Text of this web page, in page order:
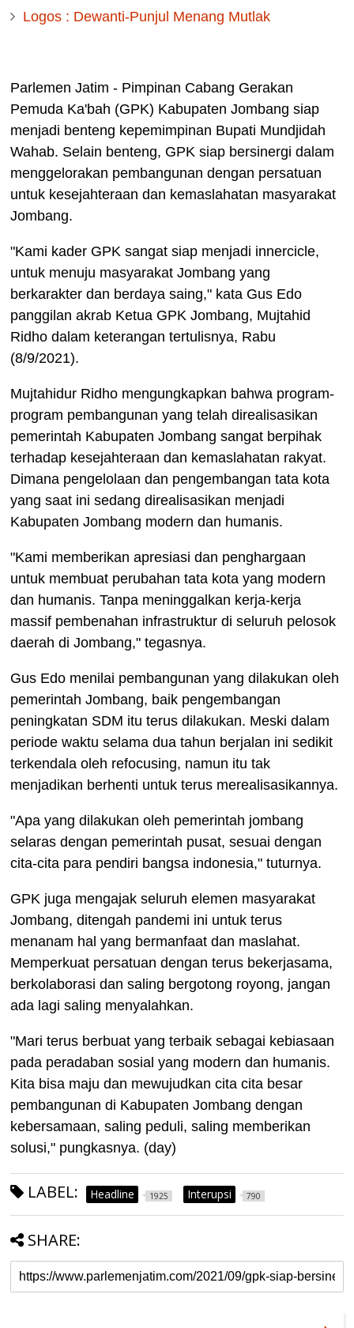
Logos : Dewanti-Punjul Menang Mutlak
Parlemen Jatim - Pimpinan Cabang Gerakan
Pemuda Ka'bah (GPK) Kabupaten Jombang siap
menjadi benteng kepemimpinan Bupati Mundjidah
Wahab. Selain benteng, GPK siap bersinergi dalam
menggelorakan pembangunan dengan persatuan
untuk kesejahteraan dan kemaslahatan masyarakat
Jombang.
"Kami kader GPK sangat siap menjadi innercicle,
untuk menuju masyarakat Jombang yang
berkarakter dan berdaya saing," kata Gus Edo
panggilan akrab Ketua GPK Jombang, Mujtahid
Ridho dalam keterangan tertulisnya, Rabu
(8/9/2021).
Mujtahidur Ridho mengungkapkan bahwa program-
program pembangunan yang telah direalisasikan
pemerintah Kabupaten Jombang sangat berpihak
terhadap kesejahteraan dan kemaslahatan rakyat.
Dimana pengelolaan dan pengembangan tata kota
yang saat ini sedang direalisasikan menjadi
Kabupaten Jombang modern dan humanis.
"Kami memberikan apresiasi dan penghargaan
untuk membuat perubahan tata kota yang modern
dan humanis. Tanpa meninggalkan kerja-kerja
massif pembenahan infrastruktur di seluruh pelosok
daerah di Jombang," tegasnya.
Gus Edo menilai pembangunan yang dilakukan oleh
pemerintah Jombang, baik pengembangan
peningkatan SDM itu terus dilakukan. Meski dalam
periode waktu selama dua tahun berjalan ini sedikit
terkendala oleh refocusing, namun itu tak
menjadikan berhenti untuk terus merealisasikannya.
"Apa yang dilakukan oleh pemerintah jombang
selaras dengan pemerintah pusat, sesuai dengan
cita-cita para pendiri bangsa indonesia," tuturnya.
GPK juga mengajak seluruh elemen masyarakat
Jombang, ditengah pandemi ini untuk terus
menanam hal yang bermanfaat dan maslahat.
Memperkuat persatuan dengan terus bekerjasama,
berkolaborasi dan saling bergotong royong, jangan
ada lagi saling menyalahkan.
"Mari terus berbuat yang terbaik sebagai kebiasaan
pada peradaban sosial yang modern dan humanis.
Kita bisa maju dan mewujudkan cita cita besar
pembangunan di Kabupaten Jombang dengan
kebersamaan, saling peduli, saling memberikan
solusi," pungkasnya. (day)
LABEL: Headline 1925 Interupsi 790
SHARE: